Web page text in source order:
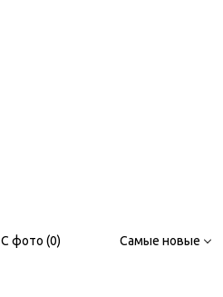
С фото (0) Самые новые